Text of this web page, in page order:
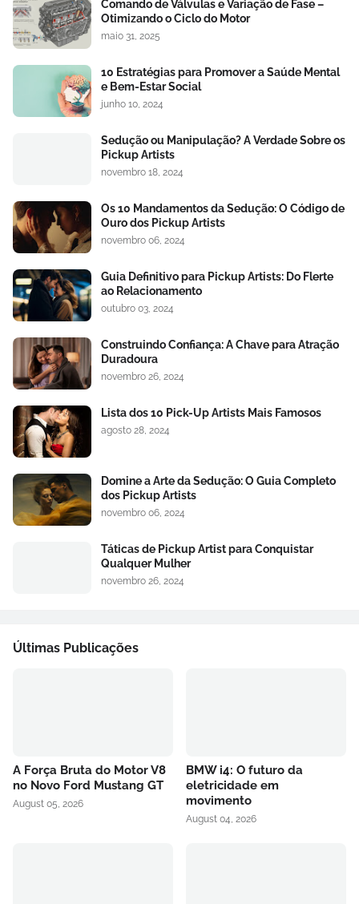
Comando de Válvulas e Variação de Fase –
Otimizando o Ciclo do Motor
maio 31, 2025
10 Estratégias para Promover a Saúde Mental
e Bem-Estar Social
junho 10, 2024
Sedução ou Manipulação? A Verdade Sobre os
Pickup Artists
novembro 18, 2024
Os 10 Mandamentos da Sedução: O Código de
Ouro dos Pickup Artists
novembro 06, 2024
Guia Definitivo para Pickup Artists: Do Flerte
ao Relacionamento
outubro 03, 2024
Construindo Confiança: A Chave para Atração
Duradoura
novembro 26, 2024
Lista dos 10 Pick-Up Artists Mais Famosos
agosto 28, 2024
Domine a Arte da Sedução: O Guia Completo
dos Pickup Artists
novembro 06, 2024
Táticas de Pickup Artist para Conquistar
Qualquer Mulher
novembro 26, 2024
Últimas Publicações
A Força Bruta do Motor V8
no Novo Ford Mustang GT
August 05, 2026
BMW i4: O futuro da
eletricidade em
movimento
August 04, 2026